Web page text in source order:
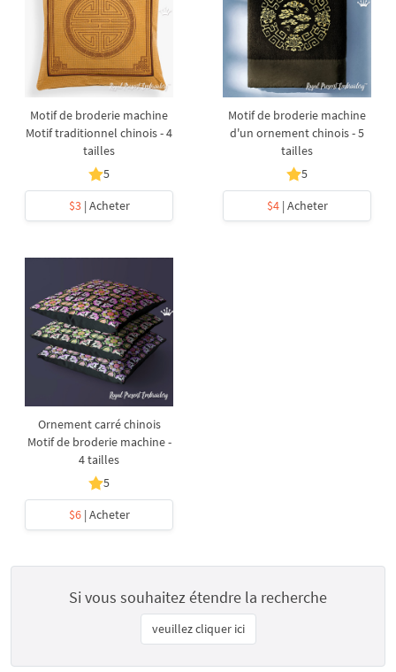
Motif de broderie machine
Motif traditionnel chinois - 4
tailles
5
$3| Acheter
Motif de broderie machine
d'un ornement chinois - 5
tailles
5
$4| Acheter
Ornement carré chinois
Motif de broderie machine -
4 tailles
5
$6| Acheter
Si vous souhaitez étendre la recherche
veuillez cliquer ici